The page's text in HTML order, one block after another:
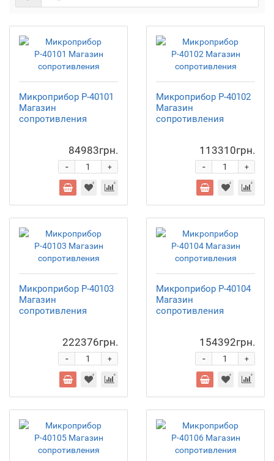
Микроприбор Р-40101
Магазин
сопротивления
84983грн.
+
-
Микроприбор Р-40102
Магазин
сопротивления
113310грн.
+
-
Микроприбор Р-40103
Магазин
сопротивления
222376грн.
+
-
Микроприбор Р-40104
Магазин
сопротивления
154392грн.
+
-